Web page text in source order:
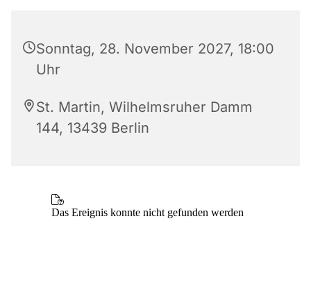
Sonntag, 28. November 2027, 18:00
Uhr
St. Martin, Wilhelmsruher Damm
144, 13439 Berlin